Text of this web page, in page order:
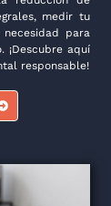
medir tu
para
¡Descubre aquí
responsable!